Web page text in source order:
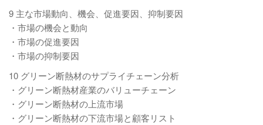
9 主な市場動向、機会、促進要因、抑制要因
・市場の機会と動向
・市場の促進要因
・市場の抑制要因
10 グリーン断熱材のサプライチェーン分析
・グリーン断熱材産業のバリューチェーン
・グリーン断熱材の上流市場
・グリーン断熱材の下流市場と顧客リスト